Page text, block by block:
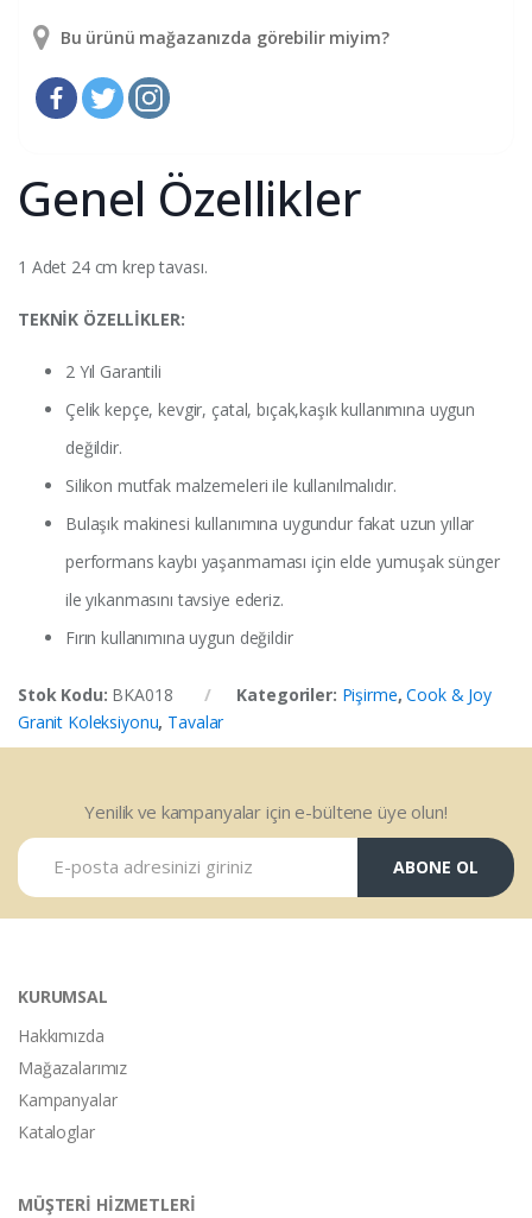
Bu ürünü mağazanızda görebilir miyim?
Genel Özellikler
1 Adet 24 cm krep tavası.
TEKNİK ÖZELLİKLER:
2 Yıl Garantili
Çelik kepçe, kevgir, çatal, bıçak,kaşık kullanımına uygun
değildir.
Silikon mutfak malzemeleri ile kullanılmalıdır.
Bulaşık makinesi kullanımına uygundur fakat uzun yıllar
performans kaybı yaşanmaması için elde yumuşak sünger
ile yıkanmasını tavsiye ederiz.
Fırın kullanımına uygun değildir
Stok Kodu: BKA018 Kategoriler: Pişirme,Cook & Joy
Granit Koleksiyonu, Tavalar
Yenilik ve kampanyalar için e-bültene üye olun!
ABONE OL
KURUMSAL
Hakkımızda
Mağazalarımız
Kampanyalar
Kataloglar
MÜŞTERİ HİZMETLERİ